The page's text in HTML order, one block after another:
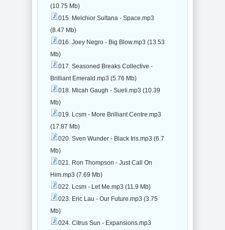
(10.75 Mb)
015. Melchior Sultana - Space.mp3
(8.47 Mb)
016. Joey Negro - Big Blow.mp3 (13.53
Mb)
017. Seasoned Breaks Collective -
Brilliant Emerald.mp3 (5.76 Mb)
018. Micah Gaugh - Sueli.mp3 (10.39
Mb)
019. Lcsm - More Brilliant Centre.mp3
(17.87 Mb)
020. Sven Wunder - Black Iris.mp3 (6.7
Mb)
021. Ron Thompson - Just Call On
Him.mp3 (7.69 Mb)
022. Lcsm - Let Me.mp3 (11.9 Mb)
023. Eric Lau - Our Future.mp3 (3.75
Mb)
024. Citrus Sun - Expansions.mp3